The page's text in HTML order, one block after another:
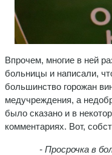
Впрочем, многие в ней
больницы и написали,
большинство горожан
медучреждения, а
было сказано и в
комментариях. Вот,
- Просрочка в